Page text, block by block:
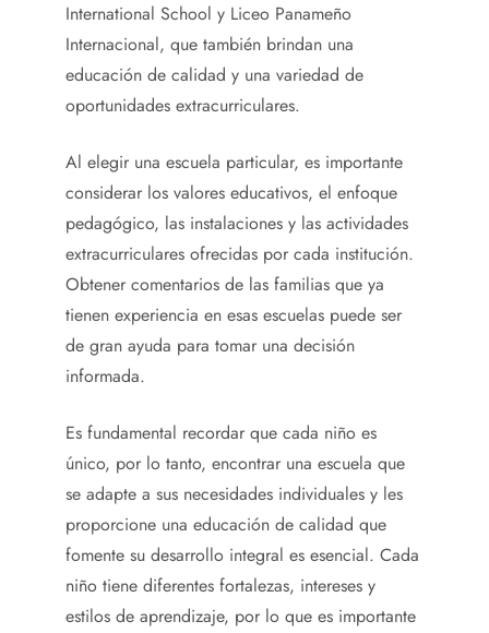
International School y Liceo Panameño
Internacional, que también brindan una
educación de calidad y una variedad de
oportunidades extracurriculares.
Al elegir una escuela particular, es importante
considerar los valores educativos, el enfoque
pedagógico, las instalaciones y las actividades
extracurriculares ofrecidas por cada institución.
Obtener comentarios de las familias que ya
tienen experiencia en esas escuelas puede ser
de gran ayuda para tomar una decisión
informada.
Es fundamental recordar que cada niño es
único, por lo tanto, encontrar una escuela que
se adapte a sus necesidades individuales y les
proporcione una educación de calidad que
fomente su desarrollo integral es esencial. Cada
niño tiene diferentes fortalezas, intereses y
estilos de aprendizaje, por lo que es importante